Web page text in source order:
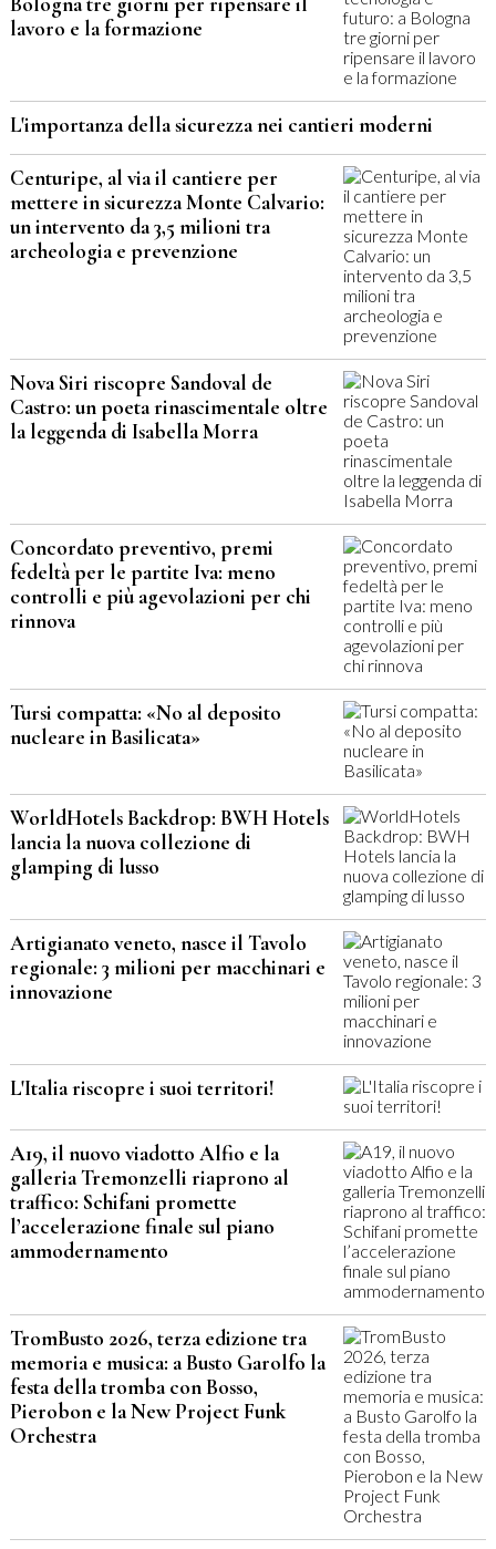
lavoro e la formazione
L'importanza della sicurezza nei cantieri moderni
Centuripe, al via il cantiere per
mettere in sicurezza Monte Calvario:
un intervento da 3,5 milioni tra
archeologia e prevenzione
Nova Siri riscopre Sandoval de
Castro: un poeta rinascimentale oltre
la leggenda di Isabella Morra
Concordato preventivo, premi
fedeltà per le partite Iva: meno
controlli e più agevolazioni per chi
rinnova
Tursi compatta: «No al deposito
nucleare in Basilicata»
WorldHotels Backdrop: BWH Hotels
lancia la nuova collezione di
glamping di lusso
Artigianato veneto, nasce il Tavolo
regionale: 3 milioni per macchinari e
innovazione
L'Italia riscopre i suoi territori!
A19, il nuovo viadotto Alfio e la
galleria Tremonzelli riaprono al
traffico: Schifani promette
l’accelerazione finale sul piano
ammodernamento
TromBusto 2026, terza edizione tra
memoria e musica: a Busto Garolfo la
festa della tromba con Bosso,
Pierobon e la New Project Funk
Orchestra